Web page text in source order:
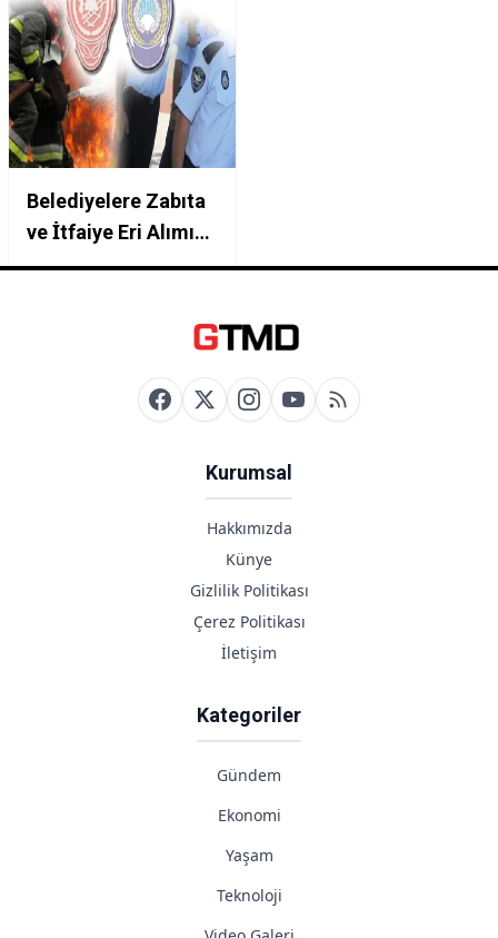
Belediyelere Zabıta
ve İtfaiye Eri Alımı
Başladı! En Az Lise
Memur Olma Fırsatı
Kurumsal
Hakkımızda
Künye
Gizlilik Politikası
Çerez Politikası
İletişim
Kategoriler
Gündem
Ekonomi
Yaşam
Teknoloji